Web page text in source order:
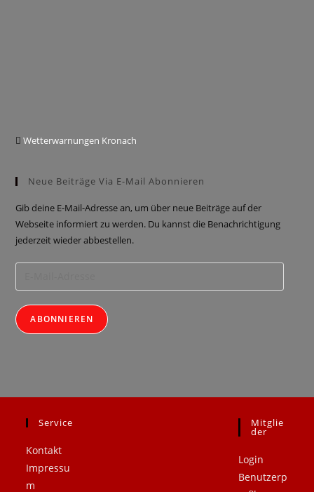
Wetterwarnungen Kronach
Neue Beiträge Via E-Mail Abonnieren
Gib deine E-Mail-Adresse an, um über neue Beiträge auf der
Webseite informiert zu werden. Du kannst die Benachrichtigung
jederzeit wieder abbestellen.
ABONNIEREN
Service
Kontakt
Impressu
m
Mitglie
Der
Login
Benutzerp